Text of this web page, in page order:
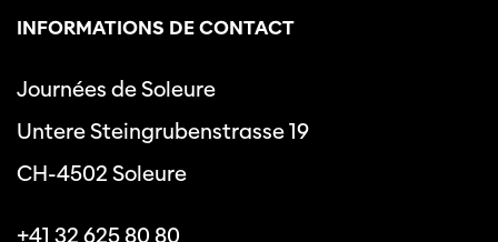
INFORMATIONS DE CONTACT
Journées de Soleure
Untere Steingrubenstrasse 19
CH-4502 Soleure
+41 32 625 80 80